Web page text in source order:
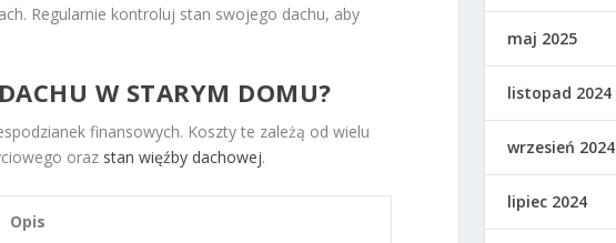
Regularnie kontroluj stan swojego dachu, aby
W STARYM DOMU?
finansowych. Koszty te zależą od wielu
oraz stan więźby dachowej.
Opis
maj 2025
listopad 2024
wrzesień 2024
lipiec 2024